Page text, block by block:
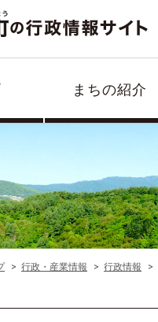
まちの紹介
行政・産業情報 行政情報